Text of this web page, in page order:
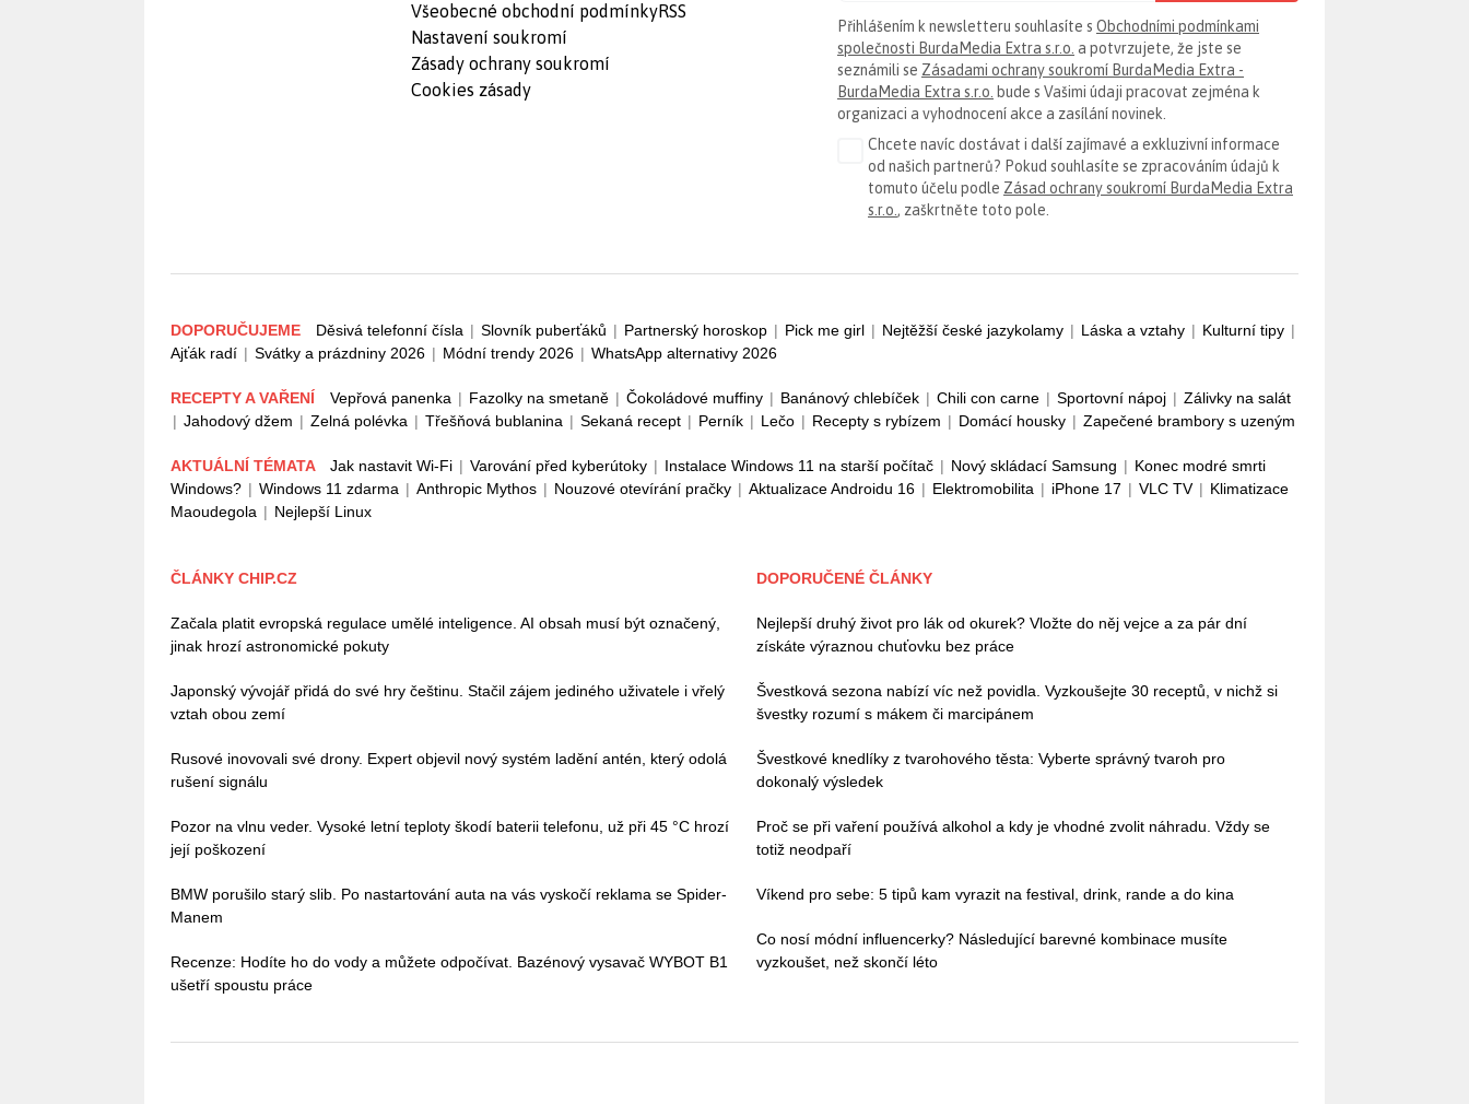
Všeobecné obchodní podmínky
Nastavení soukromí
Zásady ochrany soukromí
Cookies zásady
RSS
Přihlášením k newsletteru souhlasíte s Obchodními podmínkami
společnosti BurdaMedia Extra s.r.o. a potvrzujete, že jste se
seznámili se Zásadami ochrany soukromí BurdaMedia Extra -
BurdaMedia Extra s.r.o. bude s Vašimi údaji pracovat zejména k
organizaci a vyhodnocení akce a zasílání novinek.
Chcete navíc dostávat i další zajímavé a exkluzivní informace
od našich partnerů? Pokud souhlasíte se zpracováním údajů k
tomuto účelu podle Zásad ochrany soukromí BurdaMedia Extra
s.r.o. , zaškrtněte toto pole.
DOPORUČUJEME Děsivá telefonní čísla | Slovník puberťáků | Partnerský horoskop | Pick me girl | Nejtěžší české jazykolamy | Láska a vztahy | Kulturní tipy |
Ajťák radí | Svátky a prázdniny 2026 | Módní trendy 2026 | WhatsApp alternativy 2026
RECEPTY A VAŘENÍ Vepřová panenka | Fazolky na smetaně | Čokoládové muffiny | Banánový chlebíček | Chili con carne | Sportovní nápoj | Zálivky na salát
| Jahodový džem | Zelná polévka | Třešňová bublanina | Sekaná recept | Perník | Lečo | Recepty s rybízem | Domácí housky | Zapečené brambory s uzeným
AKTUÁLNÍ TÉMATA Jak nastavit Wi-Fi | Varování před kyberútoky | Instalace Windows 11 na starší počítač | Nový skládací Samsung | Konec modré smrti
Windows? | Windows 11 zdarma | Anthropic Mythos | Nouzové otevírání pračky | Aktualizace Androidu 16 | Elektromobilita | iPhone 17 | VLC TV | Klimatizace
Maoudegola | Nejlepší Linux
ČLÁNKY CHIP.CZ
Začala platit evropská regulace umělé inteligence. AI obsah musí být označený,
jinak hrozí astronomické pokuty
Japonský vývojář přidá do své hry češtinu. Stačil zájem jediného uživatele i vřelý
vztah obou zemí
Rusové inovovali své drony. Expert objevil nový systém ladění antén, který odolá
rušení signálu
Pozor na vlnu veder. Vysoké letní teploty škodí baterii telefonu, už při 45 °C hrozí
její poškození
BMW porušilo starý slib. Po nastartování auta na vás vyskočí reklama se Spider-
Manem
Recenze: Hodíte ho do vody a můžete odpočívat. Bazénový vysavač WYBOT B1
ušetří spoustu práce
DOPORUČENÉ ČLÁNKY
Nejlepší druhý život pro lák od okurek? Vložte do něj vejce a za pár dní
získáte výraznou chuťovku bez práce
Švestková sezona nabízí víc než povidla. Vyzkoušejte 30 receptů, v nichž si
švestky rozumí s mákem či marcipánem
Švestkové knedlíky z tvarohového těsta: Vyberte správný tvaroh pro
dokonalý výsledek
Proč se při vaření používá alkohol a kdy je vhodné zvolit náhradu. Vždy se
totiž neodpaří
Víkend pro sebe: 5 tipů kam vyrazit na festival, drink, rande a do kina
Co nosí módní influencerky? Následující barevné kombinace musíte
vyzkoušet, než skončí léto